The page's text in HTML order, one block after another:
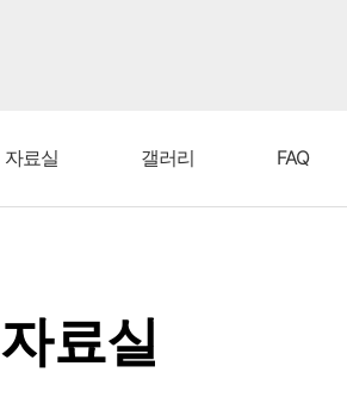
자료실 갤러리 FAQ
자료실